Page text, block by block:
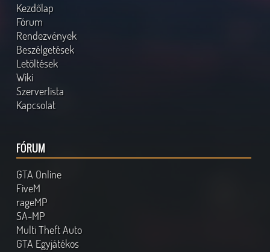
Kezdőlap
Fórum
Rendezvények
Beszélgetések
Letöltések
Wiki
Szerverlista
Kapcsolat
FÓRUM
GTA Online
FiveM
rageMP
SA-MP
Multi Theft Auto
GTA Egyjátékos